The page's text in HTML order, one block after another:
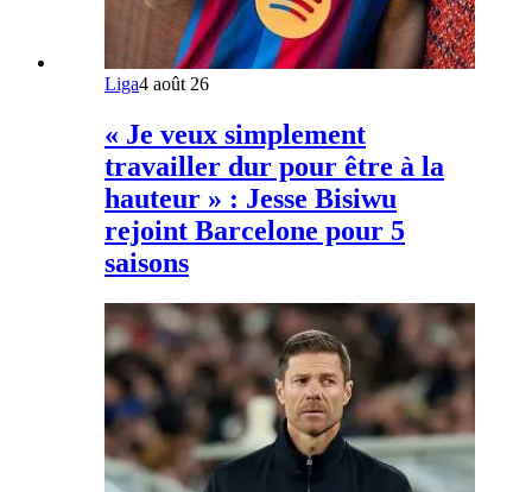
Liga4 août 26
« Je veux simplement
travailler dur pour être à la
hauteur » : Jesse Bisiwu
rejoint Barcelone pour 5
saisons